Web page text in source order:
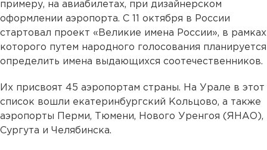
примеру, на авиабилетах, при дизайнерском
оформлении аэропорта. С 11 октября в России
стартовал проект «Великие имена России», в рамках
которого путем народного голосования планируется
определить имена выдающихся соотечественников.
Их присвоят 45 аэропортам страны. На Урале в этот
список вошли екатеринбургский Кольцово, а также
аэропорты Перми, Тюмени, Нового Уренгоя (ЯНАО),
Сургута и Челябинска.